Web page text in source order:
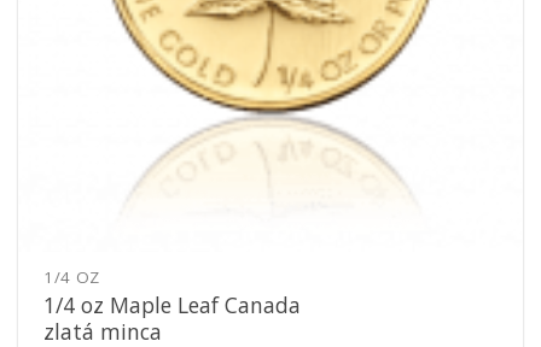
1/4 OZ
1/4 oz Maple Leaf Canada
zlatá minca